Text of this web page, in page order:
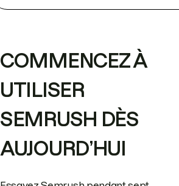
COMMENCEZ À
UTILISER
SEMRUSH DÈS
AUJOURD’HUI